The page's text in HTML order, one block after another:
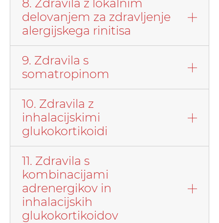
8. Zdravila z lokalnim
delovanjem za zdravljenje
alergijskega rinitisa
9. Zdravila s
somatropinom
10. Zdravila z
inhalacijskimi
glukokortikoidi
11. Zdravila s
kombinacijami
adrenergikov in
inhalacijskih
glukokortikoidov